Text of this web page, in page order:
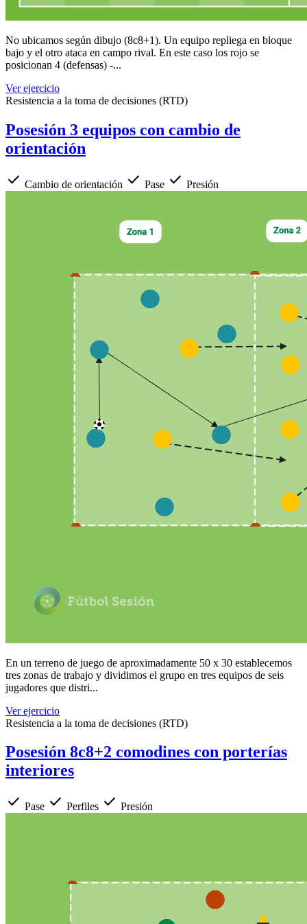
No ubicamos según dibujo (8c8+1). Un equipo repliega en bloque
bajo y el otro ataca en campo rival. En este caso los rojo se
posicionan 4 (defensas) -...
Ver ejercicio
Resistencia a la toma de decisiones (RTD)
Posesión 3 equipos con cambio de
orientación
check Cambio de orientación check Pase check Presión
En un terreno de juego de aproximadamente 50 x 30 establecemos
tres zonas de trabajo y dividimos el grupo en tres equipos de seis
jugadores que distri...
Ver ejercicio
Resistencia a la toma de decisiones (RTD)
Posesión 8c8+2 comodines con porterías
interiores
check Pase check Perfiles check Presión